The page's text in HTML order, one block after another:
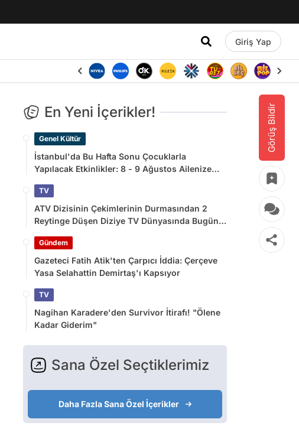
Giriş Yap
Görüş Bildir
En Yeni İçerikler!
Genel Kültür
İstanbul'da Bu Hafta Sonu Çocuklarla
Yapılacak Etkinlikler: 8 - 9 Ağustos Ailenize
TV
ATV Dizisinin Çekimlerinin Durmasından 2
Reytinge Düşen Diziye TV Dünyasında Bugün
Gündem
Gazeteci Fatih Atik'ten Çarpıcı İddia: Çerçeve
Yasa Selahattin Demirtaş'ı Kapsıyor
TV
Nagihan Karadere'den Survivor İtirafı! "Ölene
Kadar Giderim"
Sana Özel Seçtiklerimiz
Daha Fazla Sana Özel İçerikler